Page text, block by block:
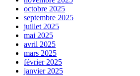
octobre 2025
septembre 2025
juillet 2025
mai 2025
avril 2025
mars 2025
février 2025
janvier 2025